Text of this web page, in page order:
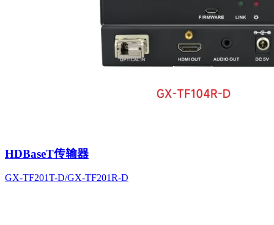
HDBaseT传输器
GX-TF201T-D/GX-TF201R-D